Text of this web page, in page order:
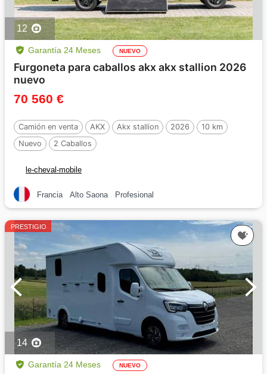
12
Garantía 24 Meses NUEVO
Furgoneta para caballos akx akx stallion 2026
nuevo
70 560 €
Camión en venta AKX Akx stallion 2026
10 km
Nuevo
2 Caballos
le-cheval-mobile
Francia Alto Saona Profesional
PRESTIGIO
14
Garantía 24 Meses NUEVO